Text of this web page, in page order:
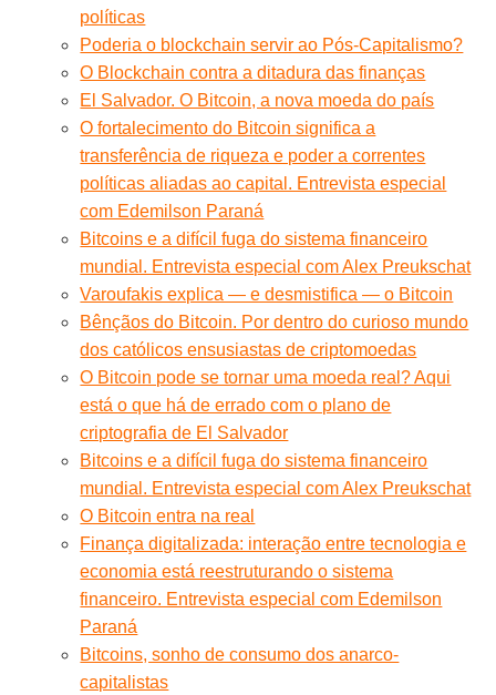
políticas
Poderia o blockchain servir ao Pós-Capitalismo?
O Blockchain contra a ditadura das finanças
El Salvador. O Bitcoin, a nova moeda do país
O fortalecimento do Bitcoin significa a
transferência de riqueza e poder a correntes
políticas aliadas ao capital. Entrevista especial
com Edemilson Paraná
Bitcoins e a difícil fuga do sistema financeiro
mundial. Entrevista especial com Alex Preukschat
Varoufakis explica — e desmistifica — o Bitcoin
Bênçãos do Bitcoin. Por dentro do curioso mundo
dos católicos ensusiastas de criptomoedas
O Bitcoin pode se tornar uma moeda real? Aqui
está o que há de errado com o plano de
criptografia de El Salvador
Bitcoins e a difícil fuga do sistema financeiro
mundial. Entrevista especial com Alex Preukschat
O Bitcoin entra na real
Finança digitalizada: interação entre tecnologia e
economia está reestruturando o sistema
financeiro. Entrevista especial com Edemilson
Paraná
Bitcoins, sonho de consumo dos anarco-
capitalistas